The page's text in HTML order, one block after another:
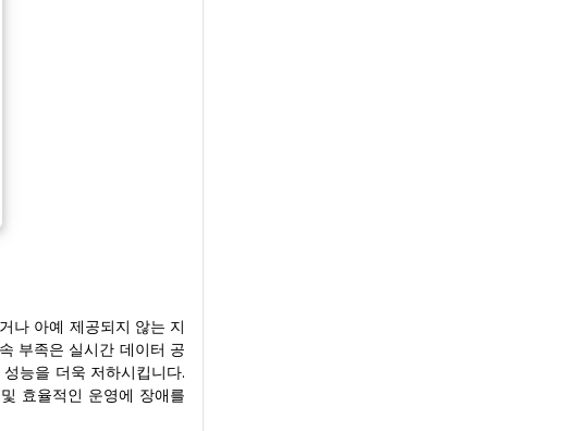
나 아예 제공되지 않는 지
부족은 실시간 데이터 공
능을 더욱 저하시킵니다.
효율적인 운영에 장애를